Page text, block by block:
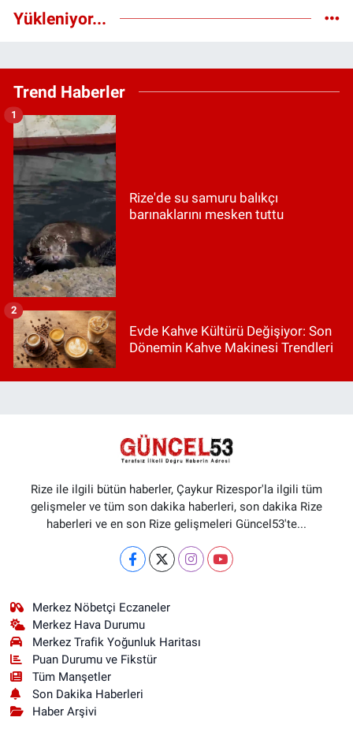
Yükleniyor...
Trend Haberler
Rize'de su samuru balıkçı
barınaklarını mesken tuttu
1
Evde Kahve Kültürü Değişiyor: Son
Dönemin Kahve Makinesi Trendleri
2
Rize ile ilgili bütün haberler, Çaykur Rizespor'la ilgili tüm
gelişmeler ve tüm son dakika haberleri, son dakika Rize
haberleri ve en son Rize gelişmeleri Güncel53'te...
Merkez Nöbetçi Eczaneler
Merkez Hava Durumu
Merkez Trafik Yoğunluk Haritası
Puan Durumu ve Fikstür
Tüm Manşetler
Son Dakika Haberleri
Haber Arşivi